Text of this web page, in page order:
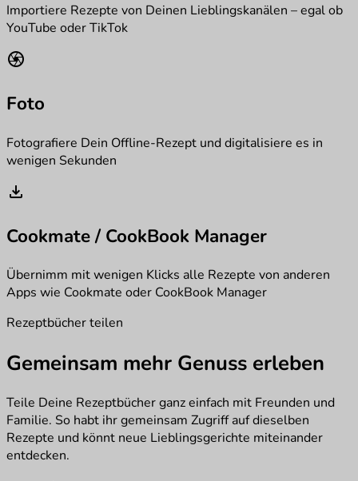
Importiere Rezepte von Deinen Lieblingskanälen – egal ob
YouTube oder TikTok
camera
Foto
Fotografiere Dein Offline-Rezept und digitalisiere es in
wenigen Sekunden
download
Cookmate / CookBook Manager
Übernimm mit wenigen Klicks alle Rezepte von anderen
Apps wie Cookmate oder CookBook Manager
Rezeptbücher teilen
Gemeinsam mehr Genuss erleben
Teile Deine Rezeptbücher ganz einfach mit Freunden und
Familie. So habt ihr gemeinsam Zugriff auf dieselben
Rezepte und könnt neue Lieblingsgerichte miteinander
entdecken.